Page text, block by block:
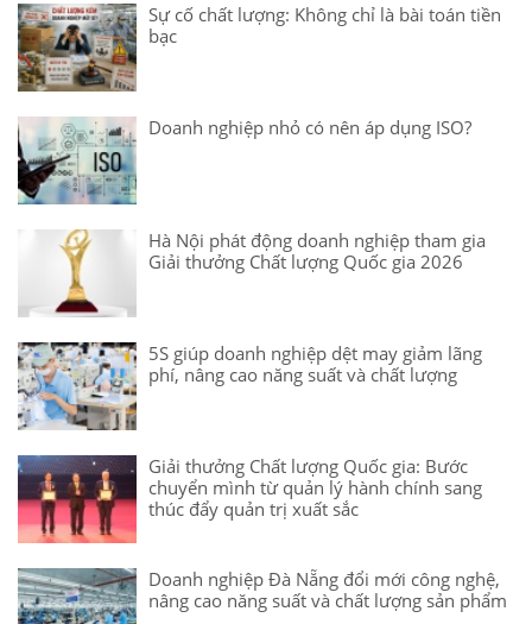
Sự cố chất lượng: Không chỉ là bài toán tiền
bạc
Doanh nghiệp nhỏ có nên áp dụng ISO?
Hà Nội phát động doanh nghiệp tham gia
Giải thưởng Chất lượng Quốc gia 2026
5S giúp doanh nghiệp dệt may giảm lãng
phí, nâng cao năng suất và chất lượng
Giải thưởng Chất lượng Quốc gia: Bước
chuyển mình từ quản lý hành chính sang
thúc đẩy quản trị xuất sắc
Doanh nghiệp Đà Nẵng đổi mới công nghệ,
nâng cao năng suất và chất lượng sản phẩm